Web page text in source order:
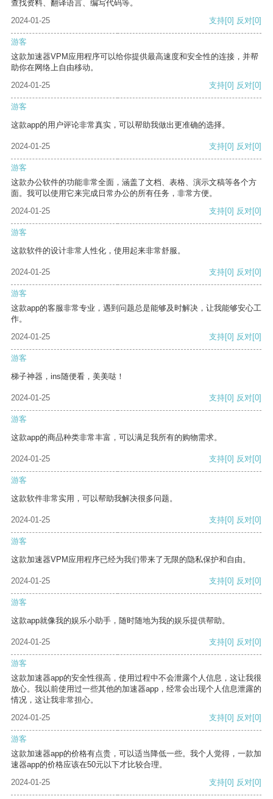
查找资料、翻译语言、编写代码等。
2024-01-25
支持[0] 反对[0]
游客
这款加速器VPM应用程序可以给你提供最高速度和安全性的连接，并帮
助你在网络上自由移动。
2024-01-25
支持[0] 反对[0]
游客
这款app的用户评论非常真实，可以帮助我做出更准确的选择。
2024-01-25 支持[0] 反对[0]
游客
这款办公软件的功能非常全面，涵盖了文档、表格、演示文稿等各个方
面。我可以使用它来完成日常办公的所有任务，非常方便。
2024-01-25
支持[0] 反对[0]
游客
这款软件的设计非常人性化，使用起来非常舒服。
2024-01-25 支持[0] 反对[0]
游客
这款app的客服非常专业，遇到问题总是能够及时解决，让我能够安心工
作。
2024-01-25
支持[0] 反对[0]
游客
梯子神器，ins随便看，美美哒！
2024-01-25 支持[0] 反对[0]
游客
这款app的商品种类非常丰富，可以满足我所有的购物需求。
2024-01-25 支持[0] 反对[0]
游客
这款软件非常实用，可以帮助我解决很多问题。
2024-01-25 支持[0] 反对[0]
游客
这款加速器VPM应用程序已经为我们带来了无限的隐私保护和自由。
2024-01-25 支持[0] 反对[0]
游客
这款app就像我的娱乐小助手，随时随地为我的娱乐提供帮助。
2024-01-25 支持[0] 反对[0]
游客
这款加速器app的安全性很高，使用过程中不会泄露个人信息，这让我很
放心。我以前使用过一些其他的加速器app，经常会出现个人信息泄露的
情况，这让我非常担心。
2024-01-25
支持[0] 反对[0]
游客
这款加速器app的价格有点贵，可以适当降低一些。我个人觉得，一款加
速器app的价格应该在50元以下才比较合理。
2024-01-25
支持[0] 反对[0]